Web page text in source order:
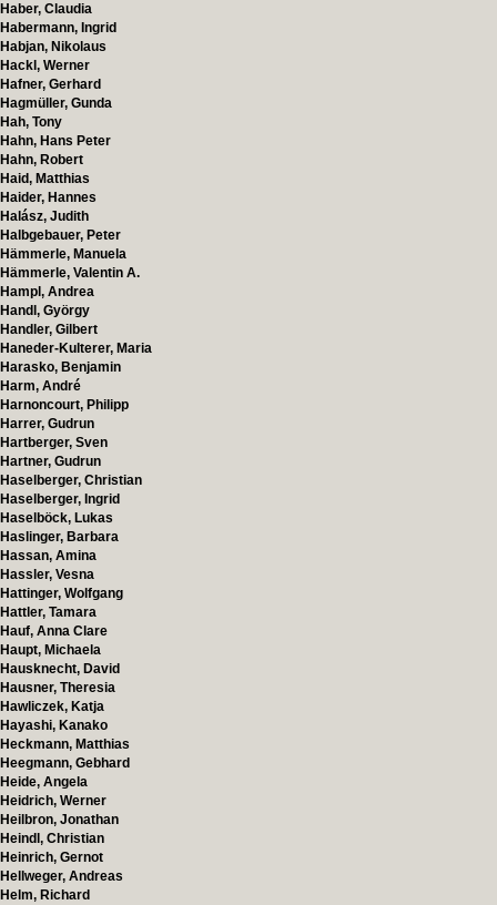
Haber, Claudia
Habermann, Ingrid
Habjan, Nikolaus
Hackl, Werner
Hafner, Gerhard
Hagmüller, Gunda
Hah, Tony
Hahn, Hans Peter
Hahn, Robert
Haid, Matthias
Haider, Hannes
Halász, Judith
Halbgebauer, Peter
Hämmerle, Manuela
Hämmerle, Valentin A.
Hampl, Andrea
Handl, György
Handler, Gilbert
Haneder-Kulterer, Maria
Harasko, Benjamin
Harm, André
Harnoncourt, Philipp
Harrer, Gudrun
Hartberger, Sven
Hartner, Gudrun
Haselberger, Christian
Haselberger, Ingrid
Haselböck, Lukas
Haslinger, Barbara
Hassan, Amina
Hassler, Vesna
Hattinger, Wolfgang
Hattler, Tamara
Hauf, Anna Clare
Haupt, Michaela
Hausknecht, David
Hausner, Theresia
Hawliczek, Katja
Hayashi, Kanako
Heckmann, Matthias
Heegmann, Gebhard
Heide, Angela
Heidrich, Werner
Heilbron, Jonathan
Heindl, Christian
Heinrich, Gernot
Hellweger, Andreas
Helm, Richard